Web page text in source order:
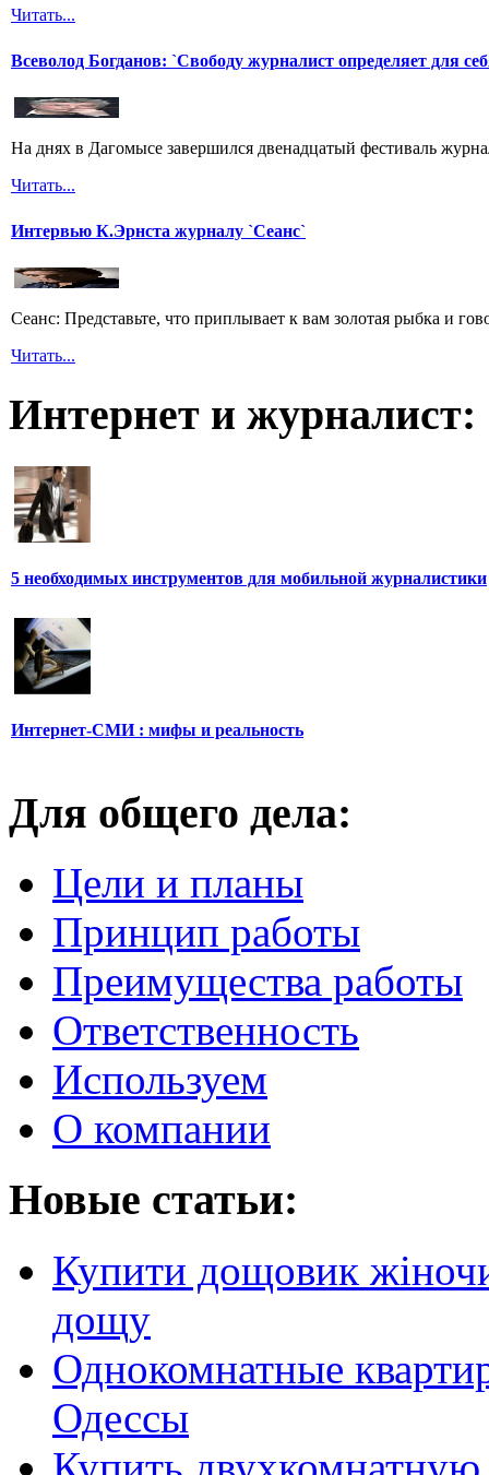
Читать...
Всеволод Богданов: `Свободу журналист определяет для
На днях в Дагомысе завершился двенадцатый фестиваль
Читать...
Интервью К.Эрнста журналу `Сеанс`
Сеанс: Представьте, что приплывает к вам золотая рыбка и
Читать...
Интернет и журналист:
5 необходимых инструментов для мобильной журналистики
Интернет-СМИ : мифы и реальность
Для общего дела:
Цели и планы
Принцип работы
Преимущества работы
Ответственность
Используем
О компании
Новые статьи:
Купити дощовик
дощу
Однокомнатные
Одессы